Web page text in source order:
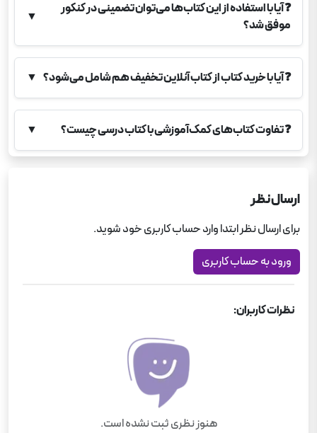
❓آیا با استفاده از این کتاب‌ها می‌توان تضمینی در کنکور
موفق شد؟
▼
❓آیا با خرید کتاب از کتاب آنلاین تخفیف هم شامل می‌شود؟ ▼
❓تفاوت کتاب‌های کمک‌آموزشی با کتاب درسی چیست؟ ▼
ارسال نظر
برای ارسال نظر ابتدا وارد حساب کاربری خود شوید.
ورود به حساب کاربری
نظرات کاربران:
هنوز نظری ثبت نشده است.